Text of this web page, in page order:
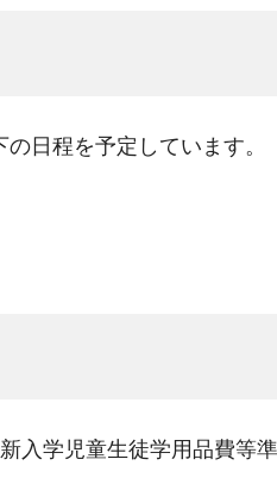
日程を予定しています。
入学児童生徒学用品費等